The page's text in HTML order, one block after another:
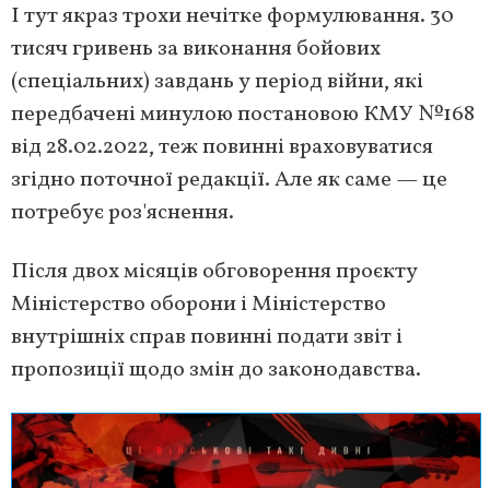
І тут якраз трохи нечітке формулювання. 30
тисяч гривень за виконання бойових
(спеціальних) завдань у період війни, які
передбачені минулою постановою КМУ №168
від 28.02.2022, теж повинні враховуватися
згідно поточної редакції. Але як саме — це
потребує роз'яснення.
Після двох місяців обговорення проєкту
Міністерство оборони і Міністерство
внутрішніх справ повинні подати звіт і
пропозиції щодо змін до законодавства.